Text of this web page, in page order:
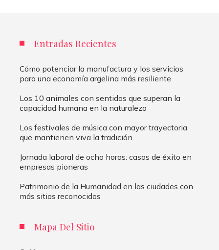
Entradas Recientes
Cómo potenciar la manufactura y los servicios
para una economía argelina más resiliente
Los 10 animales con sentidos que superan la
capacidad humana en la naturaleza
Los festivales de música con mayor trayectoria
que mantienen viva la tradición
Jornada laboral de ocho horas: casos de éxito en
empresas pioneras
Patrimonio de la Humanidad en las ciudades con
más sitios reconocidos
Mapa Del Sitio